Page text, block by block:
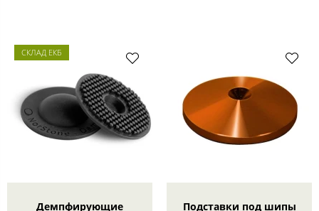
СКЛАД ЕКБ
Демпфирующие
Подставки под шипы